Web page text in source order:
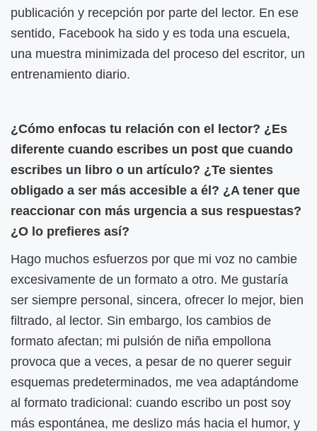
publicación y recepción por parte del lector. En ese
sentido, Facebook ha sido y es toda una escuela,
una muestra minimizada del proceso del escritor, un
entrenamiento diario.
¿Cómo enfocas tu relación con el lector? ¿Es
diferente cuando escribes un post que cuando
escribes un libro o un artículo? ¿Te sientes
obligado a ser más accesible a él? ¿A tener que
reaccionar con más urgencia a sus respuestas?
¿O lo prefieres así?
Hago muchos esfuerzos por que mi voz no cambie
excesivamente de un formato a otro. Me gustaría
ser siempre personal, sincera, ofrecer lo mejor, bien
filtrado, al lector. Sin embargo, los cambios de
formato afectan; mi pulsión de niña empollona
provoca que a veces, a pesar de no querer seguir
esquemas predeterminados, me vea adaptándome
al formato tradicional: cuando escribo un post soy
más espontánea, me deslizo más hacia el humor, y